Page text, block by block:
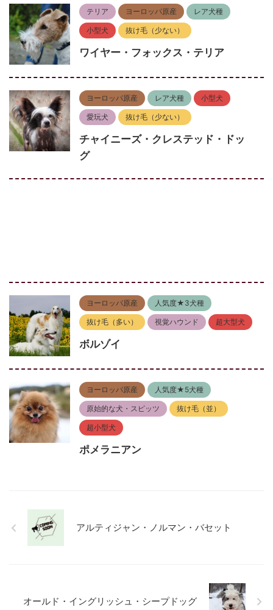
テリア ヨーロッパ原産 レア犬種
小型犬 抜け毛（少ない）
ワイヤー・フォックス・テリア
ヨーロッパ原産 レア犬種 小型犬
愛玩犬 抜け毛（少ない）
チャイニーズ・クレステッド・ドッ
グ
ヨーロッパ原産 人気度★3犬種
抜け毛（多い） 視覚ハウンド 超大型犬
ボルゾイ
ヨーロッパ原産 人気度★5犬種
原始的な犬・スピッツ 抜け毛（並）
超小型犬
ポメラニアン
アルティジャン・ノルマン・バセット
オールド・イングリッシュ・シープドッグ